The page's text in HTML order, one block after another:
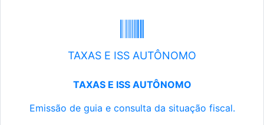
TAXAS E ISS AUTÔNOMO
TAXAS E ISS AUTÔNOMO
Emissão de guia e consulta da situação fiscal.